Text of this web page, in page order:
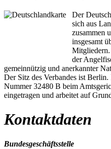
Der
sich aus
zusammen
insgesamt
der
gemeinnützig und anerkannter
Der Sitz des Verbandes ist
Nummer 32480 B beim
eingetragen und arbeitet auf
Kontaktdaten
Bundesgeschäftsstelle